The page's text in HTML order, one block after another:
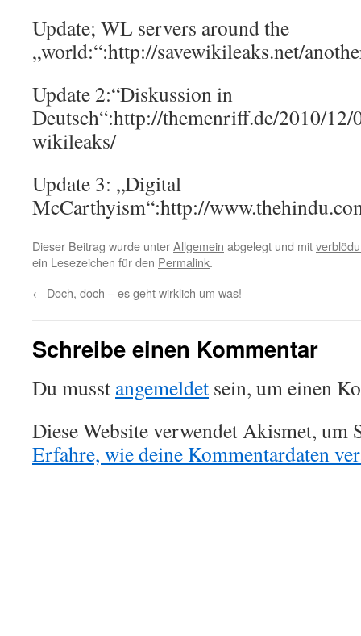
Update; WL servers around the
„world:“:http://savewikileaks.net/
Update 2:“Diskussion in
Deutsch“:http://themenriff.de/2010/12/
wikileaks/
Update 3: „Digital
McCarthyism“:http://
Dieser Beitrag wurde unterAllgemein abgelegt und mit
ein Lesezeichen für den Permalink.
← Doch, doch – es geht wirklich um was!
Schreibe einen Kommentar
Du musst angemeldet sein, um einen
Diese Website verwendet Akismet, um
Erfahre, wie deine Kommentardaten